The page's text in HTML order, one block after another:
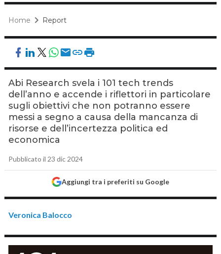
Home Report
Abi Research svela i 101 tech trends
dell’anno e accende i riflettori in particolare
sugli obiettivi che non potranno essere
messi a segno a causa della mancanza di
risorse e dell’incertezza politica ed
economica
Pubblicato il 23 dic 2024
Aggiungi tra i preferiti su Google
Veronica Balocco